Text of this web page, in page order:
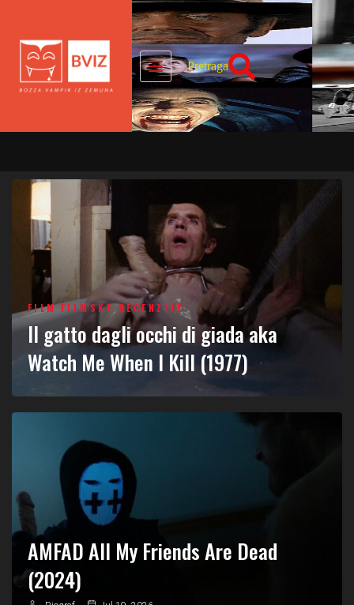
Pretraga
FILM FILMSKE RECENZIJE
Il gatto dagli occhi di giada aka
Watch Me When I Kill (1977)
AMFAD All My Friends Are Dead
(2024)